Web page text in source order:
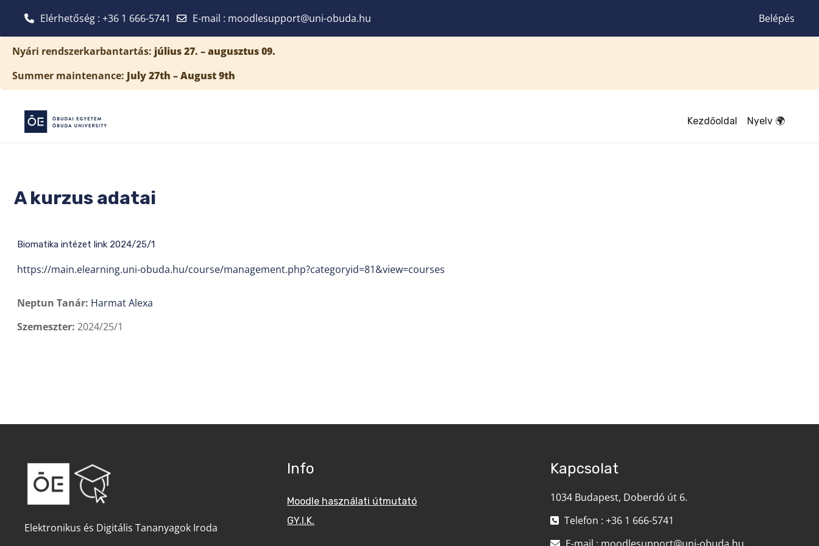
Tovább a fő tartalomhoz
Nyári rendszerkarbantartás: július 27. – augusztus 09.
Summer maintenance: July 27th – August 9th
Elérhetőség : +36 1 666-5741 E-mail : moodlesupport@uni-obuda.hu Belépés
Kezdőoldal Nyelv 🌍
A kurzus adatai
Biomatika intézet link 2024/25/1
https://main.elearning.uni-obuda.hu/course/management.php?categoryid=81&view=courses
Neptun Tanár: Harmat Alexa
Szemeszter: 2024/25/1
Elektronikus és Digitális Tananyagok Iroda
Info
Moodle használati útmutató
GY.I.K.
Kapcsolat
1034 Budapest, Doberdó út 6.
Telefon : +36 1 666-5741